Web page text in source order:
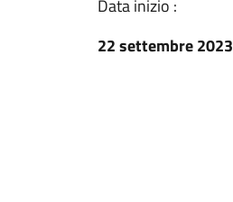
Data inizio :
22 settembre 2023